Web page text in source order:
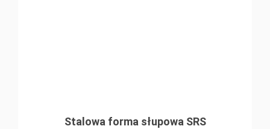
Stalowa forma słupowa SRS